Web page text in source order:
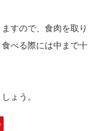
すので、食肉を取り
べる際には中まで十
ょう。